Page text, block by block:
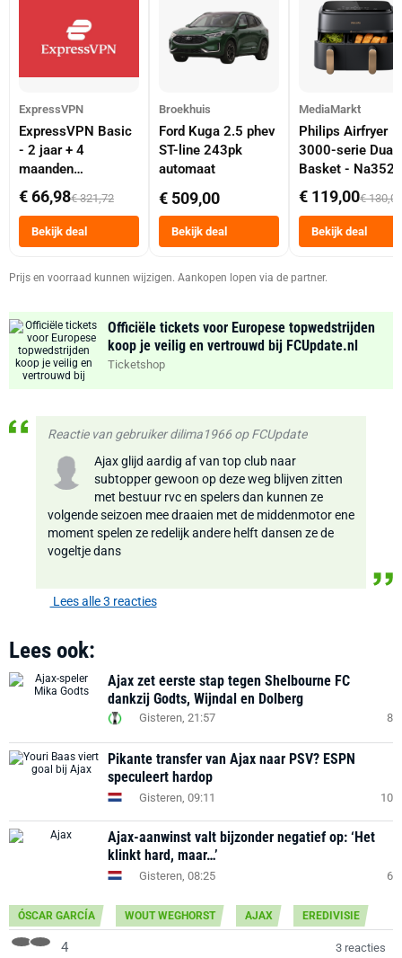
ExpressVPN
ExpressVPN Basic
- 2 jaar + 4
maanden
abonnement
€ 66,98€ 321,72
Bekijk deal
Broekhuis
Ford Kuga 2.5 phev
ST-line 243pk
automaat
€ 509,00
Bekijk deal
MediaMarkt
Philips Airfryer
3000-serie Dual
Basket -
Dubbele Mand 9
Tot 6 Personen
Heteluchtfriteuse
Zwart
€ 119,00€ 130,00
Bekijk deal
Prijs en voorraad kunnen wijzigen. Aankopen lopen via de partner.
Officiële tickets voor Europese topwedstrijden
koop je veilig en vertrouwd bij FCUpdate.nl
Ticketshop
Reactie van gebruiker dilima1966 op FCUpdate
Ajax glijd aardig af van top club naar
subtopper gewoon op deze weg blijven zitten
met bestuur rvc en spelers dan kunnen ze
volgende seizoen mee draaien met de middenmotor ene
moment spelen ze redelijk andere helft dansen ze de
vogeltje dans
Lees alle 3 reacties
Lees ook:
Ajax zet eerste stap tegen Shelbourne FC
dankzij Godts, Wijndal en Dolberg
Gisteren, 21:57 8
Pikante transfer van Ajax naar PSV? ESPN
speculeert hardop
Gisteren, 09:11 10
Ajax-aanwinst valt bijzonder negatief op: ‘Het
klinkt hard, maar…’
Gisteren, 08:25 6
ÓSCAR GARCÍA WOUT WEGHORST AJAX EREDIVISIE
4 3 reacties